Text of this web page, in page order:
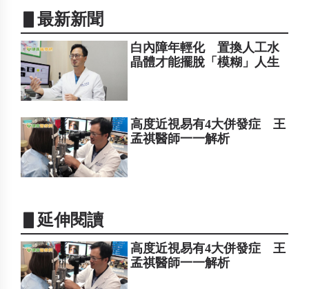
▋最新新聞
白內障年輕化 置換人工水
晶體才能擺脫「模糊」人生
高度近視易有4大併發症 王
孟祺醫師一一解析
▋延伸閱讀
高度近視易有4大併發症 王
孟祺醫師一一解析